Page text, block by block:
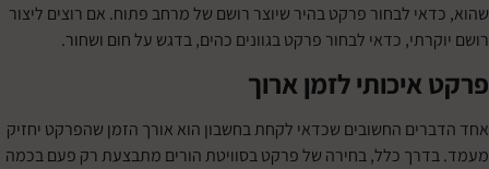
לבחור פרקט בהיר שיוצר רושם של מרחב פתוח. אם רוצים ליצור
כדאי לבחור פרקט בגוונים כהים, בדגש על חום ושחור.
לזמן ארוך
החשובים שכדאי לקחת בחשבון הוא אורך הזמן שהפרקט יחזיק
כלל, בחירה של פרקט בסוויטת הורים מתבצעת רק פעם בכמה